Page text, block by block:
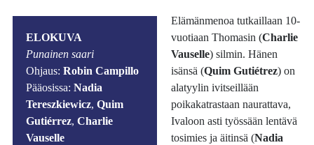
ELOKUVA
Punainen saari
Ohjaus:Robin Campillo
Pääosissa:Nadia
Tereszkiewicz,Quim
Gutiérrez,Charlie
Vauselle
Elämänmenoa tutkaillaan 10-
vuotiaan Thomasin (Charlie
Vauselle) silmin. Hänen
isänsä (Quim Gutiétrez) on
alatyylin ivitseillään
poikakatrastaan naurattava,
Ivaloon asti työssään lentävä
tosimies ja äitinsä (Nadia